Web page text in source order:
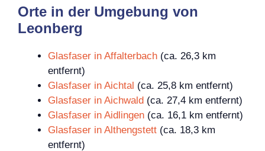
Orte in der Umgebung von
Leonberg
Glasfaser in Affalterbach (ca. 26,3 km
entfernt)
Glasfaser in Aichtal (ca. 25,8 km entfernt)
Glasfaser in Aichwald (ca. 27,4 km entfernt)
Glasfaser in Aidlingen (ca. 16,1 km entfernt)
Glasfaser in Althengstett (ca. 18,3 km
entfernt)